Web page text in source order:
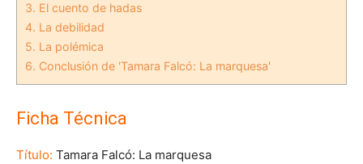
3. El cuento de hadas
4. La debilidad
5. La polémica
6. Conclusión de 'Tamara Falcó: La marquesa'
Ficha Técnica
Título: Tamara Falcó: La marquesa